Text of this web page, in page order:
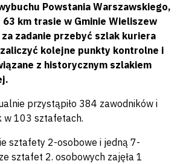
Powstania Warszawskiego,
63 km trasie w Gminie Wieliszew
zadanie przebyć szlak kuriera
kolejne punkty kontrolne i
z historycznym szlakiem
przystąpiło 384 zawodników i
w 103 sztafetach.
sztafety 2-osobowe i jedną 7-
sztafet 2. osobowych zajęła 1